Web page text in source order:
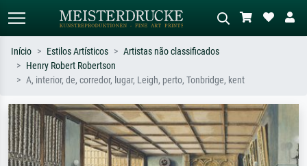
Pesquisa padrão Pesquisa de imagens IA
ex: Monet, Noite Estrelada,
impressionismo, onda de Hokusai, nu.
abstrato com muito vermelho, pintura
a óleo escura, nu em pé ao lado de
uma árvore.
Início Estilos Artísticos
Artistas não classificados
Henry Robert Robertson
A, interior, de, corredor, lugar, Leigh, perto, Tonbridge, kent